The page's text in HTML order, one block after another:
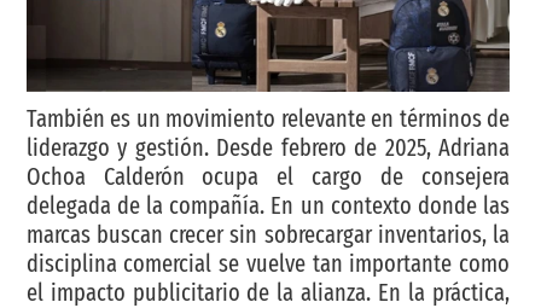
También es un movimiento relevante en términos de
liderazgo y gestión. Desde febrero de 2025, Adriana
Ochoa Calderón ocupa el cargo de consejera
delegada de la compañía. En un contexto donde las
marcas buscan crecer sin sobrecargar inventarios, la
disciplina comercial se vuelve tan importante como
el impacto publicitario de la alianza. En la práctica,